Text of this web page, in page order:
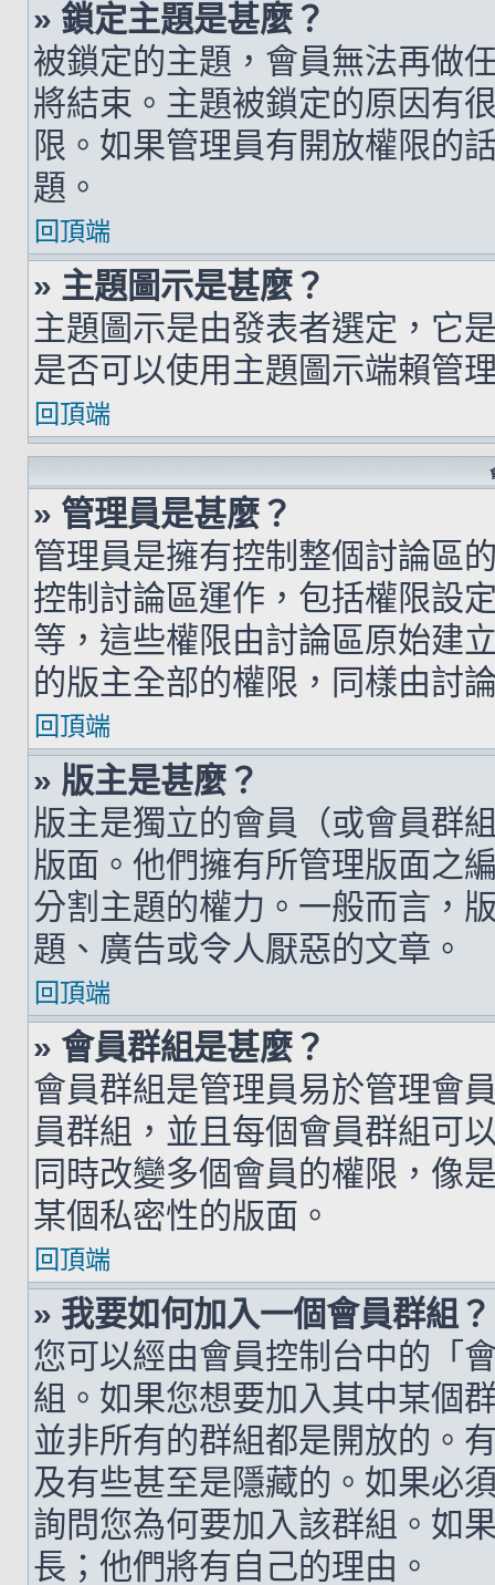
» 鎖定主題是甚麼？
被鎖定的主題，會員無法再做
將結束。主題被鎖定的原因有
限。如果管理員有開放權限的
題。
回頂端
» 主題圖示是甚麼？
主題圖示是由發表者選定，它
是否可以使用主題圖示端賴管
回頂端
» 管理員是甚麼？
管理員是擁有控制整個討論區
控制討論區運作，包括權限設
等，這些權限由討論區原始建
的版主全部的權限，同樣由討
回頂端
» 版主是甚麼？
版主是獨立的會員（或會員群
版面。他們擁有所管理版面之
分割主題的權力。一般而言，
題、廣告或令人厭惡的文章。
回頂端
» 會員群組是甚麼？
會員群組是管理員易於管理會
員群組，並且每個會員群組可
同時改變多個會員的權限，像
某個私密性的版面。
回頂端
» 我要如何加入一個會員群組？
您可以經由會員控制台中的「
組。如果您想要加入其中某個
並非所有的群組都是開放的。
及有些甚至是隱藏的。如果必
詢問您為何要加入該群組。如
長；他們將有自己的理由。